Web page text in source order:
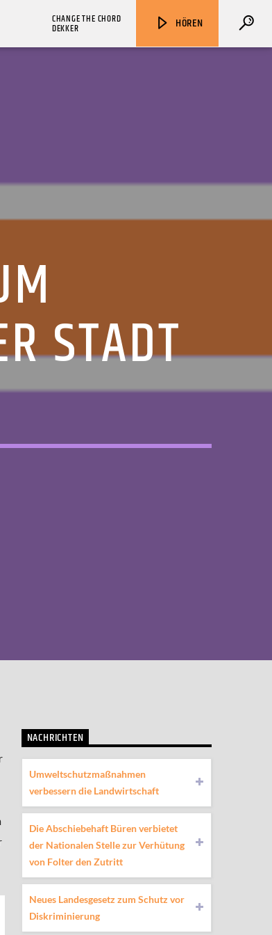
HÖREN
CHANGE THE CHORD
DEKKER
STADT
NACHRICHTEN
Umweltschutzmaßnahmen
verbessern die Landwirtschaft
Die Abschiebehaft Büren verbietet
der Nationalen Stelle zur Verhütung
von Folter den Zutritt
Neues Landesgesetz zum Schutz vor
Diskriminierung